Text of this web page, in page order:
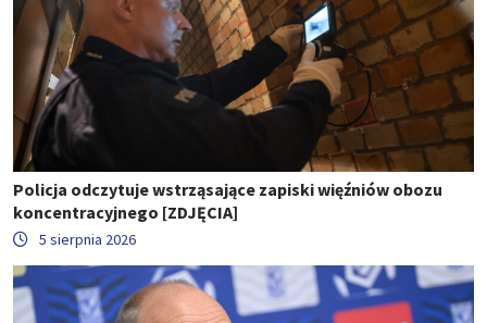
Policja odczytuje wstrząsające zapiski więźniów obozu
koncentracyjnego [ZDJĘCIA]
5 sierpnia 2026